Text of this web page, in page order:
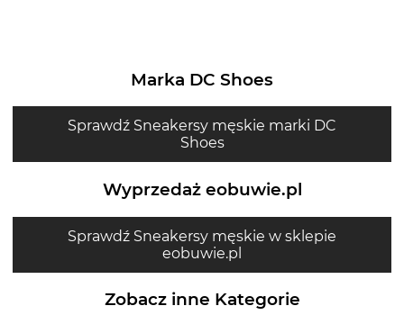
Marka DC Shoes
Sprawdź Sneakersy męskie marki DC
Shoes
Wyprzedaż eobuwie.pl
Sprawdź Sneakersy męskie w sklepie
eobuwie.pl
Zobacz inne Kategorie